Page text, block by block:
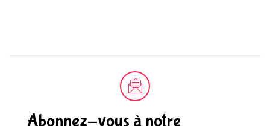
Abonnez-vous à notre